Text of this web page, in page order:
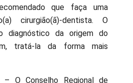
que faça uma
cirurgião(ã)-dentista. O
diagnóstico da origem do
tratá-la da forma mais
– O Conselho Regional de